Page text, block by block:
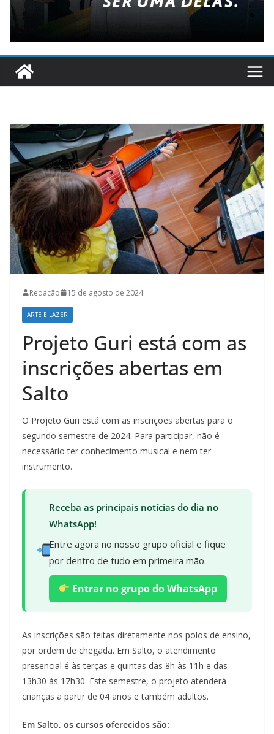
Redação 15 de agosto de 2024
ARTE E LAZER
Projeto Guri está com as
inscrições abertas em
Salto
O Projeto Guri está com as inscrições abertas para o
segundo semestre de 2024. Para participar, não é
necessário ter conhecimento musical e nem ter
instrumento.
Receba as principais notícias do dia no
WhatsApp!
Entre agora no nosso grupo oficial e fique
por dentro de tudo em primeira mão.
Entrar no grupo do WhatsApp
As inscrições são feitas diretamente nos polos de ensino,
por ordem de chegada. Em Salto, o atendimento
presencial é às terças e quintas das 8h às 11h e das
13h30 às 17h30. Este semestre, o projeto atenderá
crianças a partir de 04 anos e também adultos.
Em Salto, os cursos oferecidos são: